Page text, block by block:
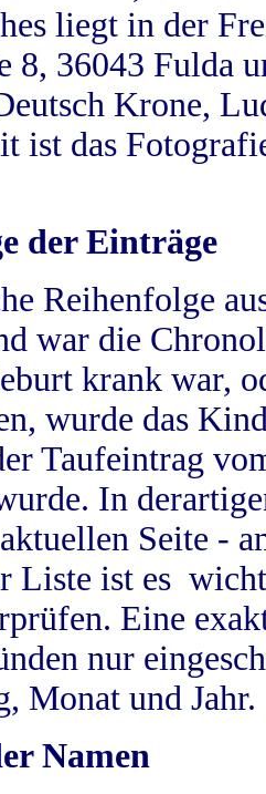
liegt in der
8, 36043 Fulda
Krone,
ist das
der Einträge
Reihenfolge
war die
krank war,
wurde das
Taufeintrag
In
Seite -
Liste ist es
Eine
nur
Monat und Jahr.
Namen